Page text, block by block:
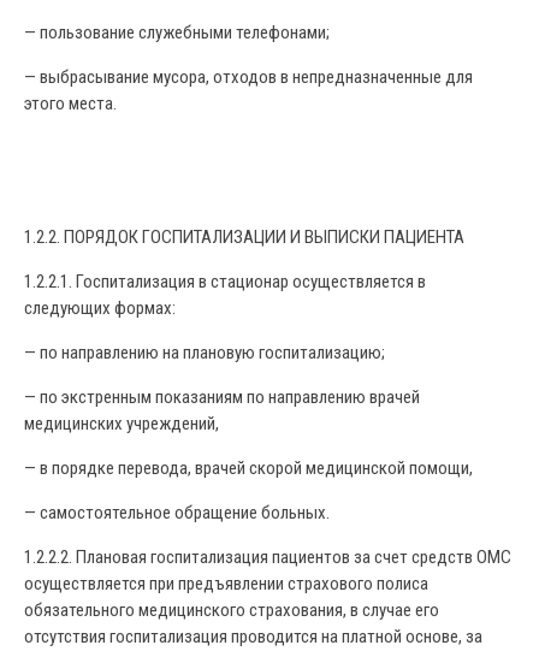
— пользование служебными телефонами;
— выбрасывание мусора, отходов в непредназначенные для
этого места.
1.2.2. ПОРЯДОК ГОСПИТАЛИЗАЦИИ И ВЫПИСКИ ПАЦИЕНТА
1.2.2.1. Госпитализация в стационар осуществляется в
следующих формах:
— по направлению на плановую госпитализацию;
— по экстренным показаниям по направлению врачей
медицинских учреждений,
— в порядке перевода, врачей скорой медицинской помощи,
— самостоятельное обращение больных.
1.2.2.2. Плановая госпитализация пациентов за счет средств ОМС
осуществляется при предъявлении страхового полиса
обязательного медицинского страхования, в случае его
отсутствия госпитализация проводится на платной основе, за